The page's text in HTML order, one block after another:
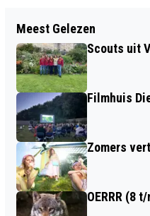
ZEER GESLAAGD
ACCORDEON
RHEDERHOF
Meest Gelezen
Scouts uit
Filmhuis
Zomers
OERRR (8